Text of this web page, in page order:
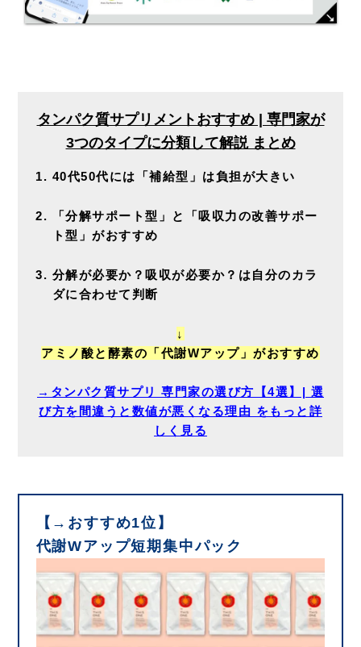
タンパク質サプリメントおすすめ | 専門家が
3つのタイプに分類して解説 まとめ
40代50代には「補給型」は負担が大きい
「分解サポート型」と「吸収力の改善サポー
ト型」がおすすめ
分解が必要か？吸収が必要か？は自分のカラ
ダに合わせて判断
↓
アミノ酸と酵素の「代謝Wアップ」がおすすめ
→タンパク質サプリ 専門家の選び方【4選】| 選
び方を間違うと数値が悪くなる理由 をもっと詳
しく見る
【→おすすめ1位】
代謝Wアップ短期集中パック